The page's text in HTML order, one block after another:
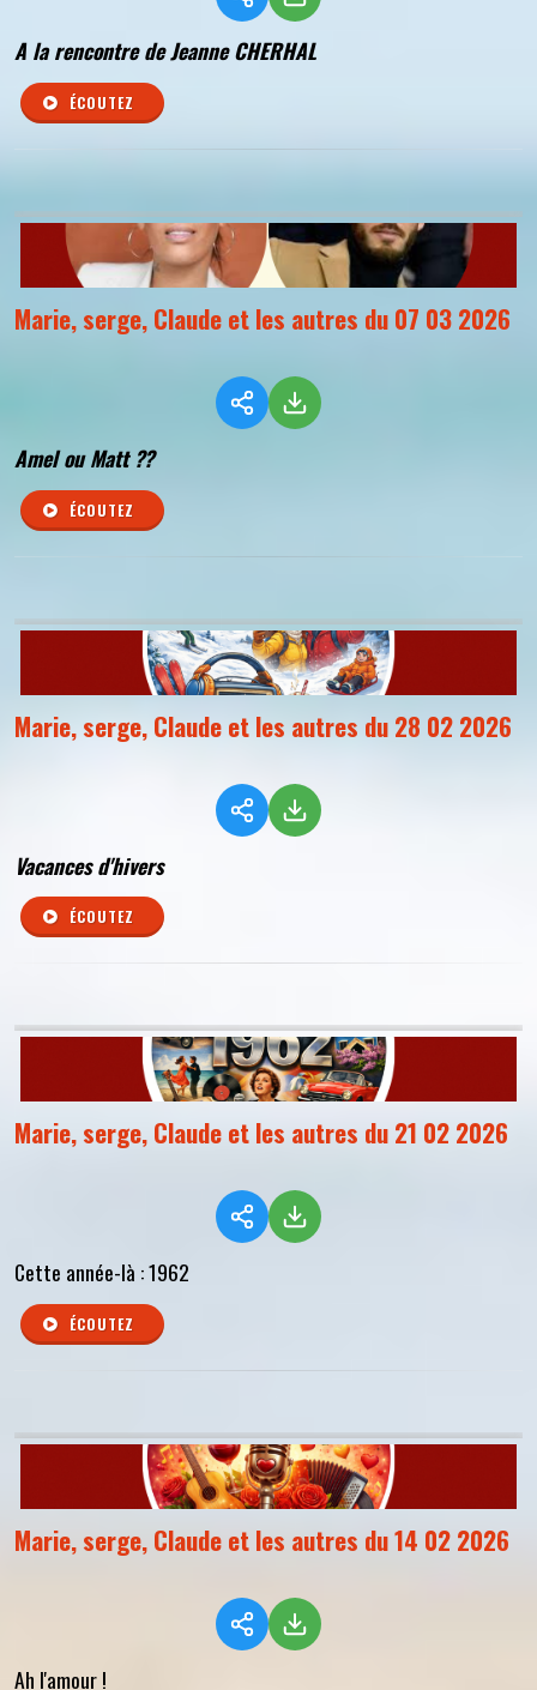
A la rencontre de Jeanne CHERHAL
ÉCOUTEZ
Marie, serge, Claude et les autres du 07 03 2026
Amel ou Matt ??
ÉCOUTEZ
Marie, serge, Claude et les autres du 28 02 2026
Vacances d'hivers
ÉCOUTEZ
Marie, serge, Claude et les autres du 21 02 2026
Cette année-là : 1962
ÉCOUTEZ
Marie, serge, Claude et les autres du 14 02 2026
Ah l'amour !